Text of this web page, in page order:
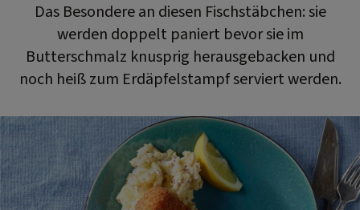
Das Besondere an diesen Fischstäbchen: sie
werden doppelt paniert bevor sie im
Butterschmalz knusprig herausgebacken und
noch heiß zum Erdäpfelstampf serviert werden.